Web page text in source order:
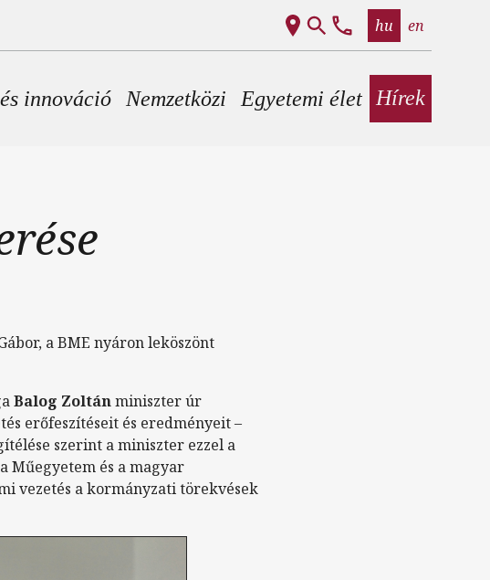
hu en
innováció Nemzetközi Egyetemi élet Hírek
a BME nyáron leköszönt
Balog Zoltánminiszter úr
erőfeszítéseit és eredményeit –
szerint a miniszter ezzel a
Műegyetem és a magyar
vezetés a kormányzati törekvések